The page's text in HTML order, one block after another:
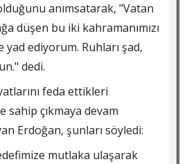
anımsatarak, "Vatan
düşen bu iki kahramanımızı
ediyorum. Ruhları şad,
dedi.
feda ettikleri
sahip çıkmaya devam
Erdoğan, şunları söyledi:
mutlaka ulaşarak